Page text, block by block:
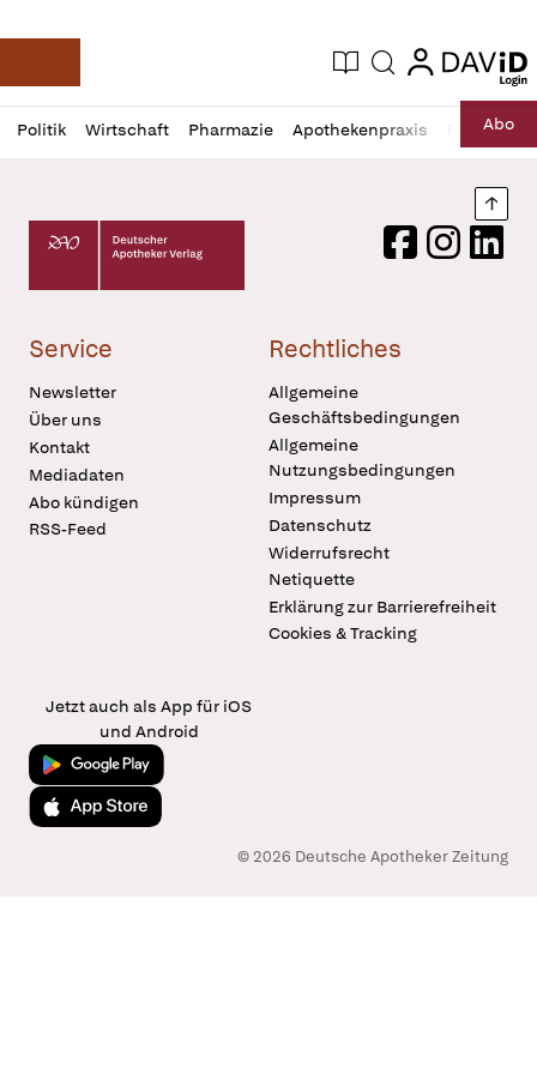
Deutsche Apotheker Zeitung
Aktuelle Ausgabe
Suche login
login
Politik Wirtschaft Pharmazie Apothekenpraxis RechtAbo
Profil
öffnen
Daz
Pur
Deutscher Apotheker Verlag Logo
FacebookInstagram
Service
Newsletter
Über uns
Kontakt
Mediadaten
Abo kündigen
RSS-Feed
Rechtliches
Allgemeine
Geschäftsbedingungen
Allgemeine
Nutzungsbedingungen
Impressum
Datenschutz
Widerrufsrecht
Netiquette
Erklärung zur Barrierefreiheit
Cookies & Tracking
Jetzt auch als App für iOS
und Android
Jetzt bei Google Play
Laden im App Store
© 2026 Deutsche Apotheker Zeitung